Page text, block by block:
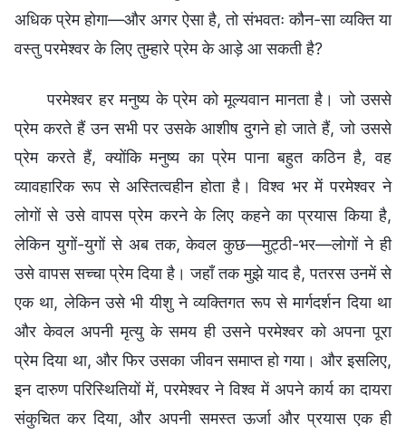
अधिक प्रेम होगा—और अगर ऐसा है, तो संभवतः कौन-सा व्यक्ति या
वस्तु परमेश्वर के लिए तुम्हारे प्रेम के आड़े आ सकती है?
परमेश्वर हर मनुष्य के प्रेम को मूल्यवान मानता है। जो उससे
प्रेम करते हैं उन सभी पर उसके आशीष दुगने हो जाते हैं, जो उससे
प्रेम करते हैं, क्योंकि मनुष्य का प्रेम पाना बहुत कठिन है, वह
व्यावहारिक रूप से अस्तित्वहीन होता है। विश्व भर में परमेश्वर ने
लोगों से उसे वापस प्रेम करने के लिए कहने का प्रयास किया है,
लेकिन युगों-युगों से अब तक, केवल कुछ—मुट्ठी-भर—लोगों ने ही
उसे वापस सच्चा प्रेम दिया है। जहाँ तक मुझे याद है, पतरस उनमें से
एक था, लेकिन उसे भी यीशु ने व्यक्तिगत रूप से मार्गदर्शन दिया था
और केवल अपनी मृत्यु के समय ही उसने परमेश्वर को अपना पूरा
प्रेम दिया था, और फिर उसका जीवन समाप्त हो गया। और इसलिए,
इन दारुण परिस्थितियों में, परमेश्वर ने विश्व में अपने कार्य का दायरा
संकुचित कर दिया, और अपनी समस्त ऊर्जा और प्रयास एक ही